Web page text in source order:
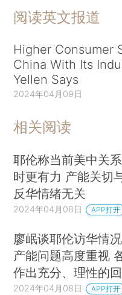
阅读英文报道
Higher Consumer
China With Its
Yellen Says
2024年04月09日
相关阅读
耶伦称当前美中关
时更有力 产能关切
反华情绪无关
2024年04月08日 APP打开
廖岷谈耶伦访华情
产能问题高度重视
作出充分、理性的
2024年04月08日 APP打开